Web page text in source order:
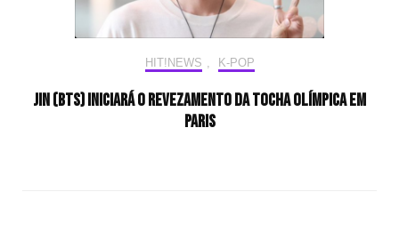
HIT!NEWS , K-POP
Jin (BTS) iniciará o revezamento da tocha olímpica em
Paris